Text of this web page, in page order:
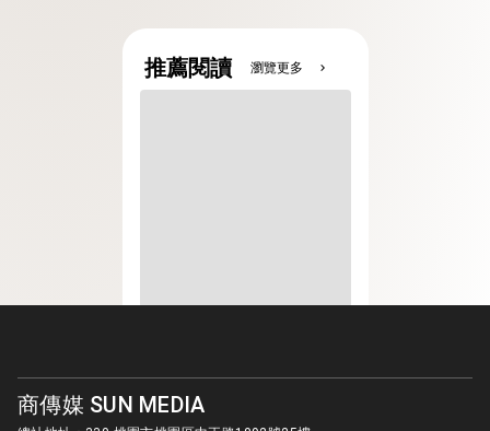
推薦閱讀 瀏覽更多 chevron_right
商傳媒 SUN MEDIA